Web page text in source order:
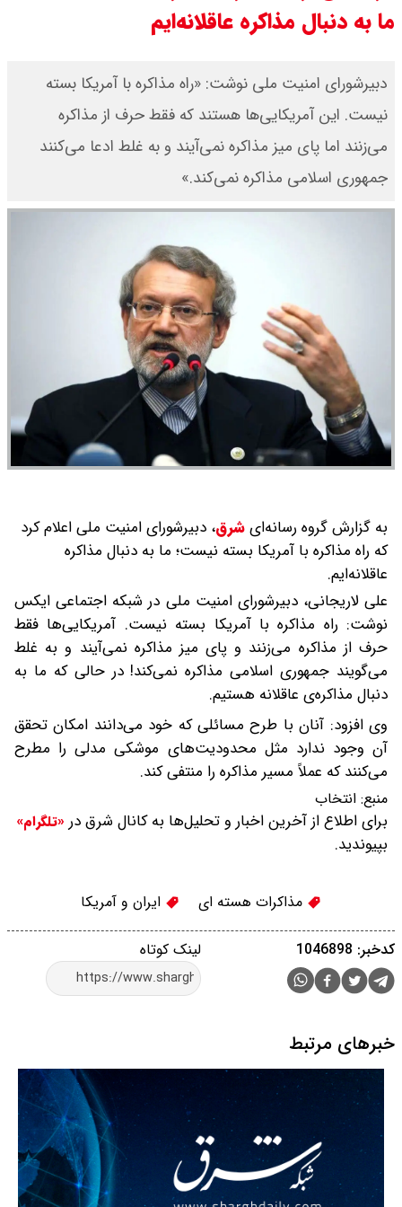
۱۴۰۵/ صعود طلا ادامه‌دار شد
قیمت طلا ۱۸ عیار امروز جمعه ۱۶ مرداد
۱۴۰۵ اعلام شد/ طلا بر مدار صعود
قیمت نفت امروز جمعه ۱۶ مرداد ۱۴۰۵
ما به دنبال مذاکره عاقلانه‌ایم
دبیرشورای امنیت ملی نوشت: «راه مذاکره با آمریکا بسته
نیست. این آمریکایی‌ها هستند که فقط حرف از مذاکره
می‌زنند اما پای میز مذاکره نمی‌آیند و به غلط ادعا می‌کنند
جمهوری اسلامی مذاکره نمی‌کند.»
به گزارش گروه رسانه‌ایشرق، دبیرشورای امنیت ملی اعلام کرد
که راه مذاکره با آمریکا بسته نیست؛ ما به دنبال مذاکره
عاقلانه‌ایم.
علی لاریجانی، دبیرشورای امنیت ملی در شبکه اجتماعی ایکس
نوشت: راه مذاکره با آمریکا بسته نیست. آمریکایی‌ها فقط
حرف از مذاکره می‌زنند و پای میز مذاکره نمی‌آیند و به غلط
می‌گویند جمهوری اسلامی مذاکره نمی‌کند! در حالی که ما به
دنبال مذاکره‌ی عاقلانه هستیم.
وی افزود: آنان با طرح مسائلی که خود می‌دانند امکان تحقق
آن وجود ندارد مثل محدودیت‌های موشکی مدلی را مطرح
می‌کنند که عملاً مسیر مذاکره را منتفی کند.
منبع: انتخاب
برای اطلاع از آخرین اخبار و تحلیل‌ها به کانال شرق در «تلگرام»
بپیوندید.
مذاکرات هسته ای ایران و آمریكا
لینک کوتاه کدخبر: 1046898
خبرهای مرتبط